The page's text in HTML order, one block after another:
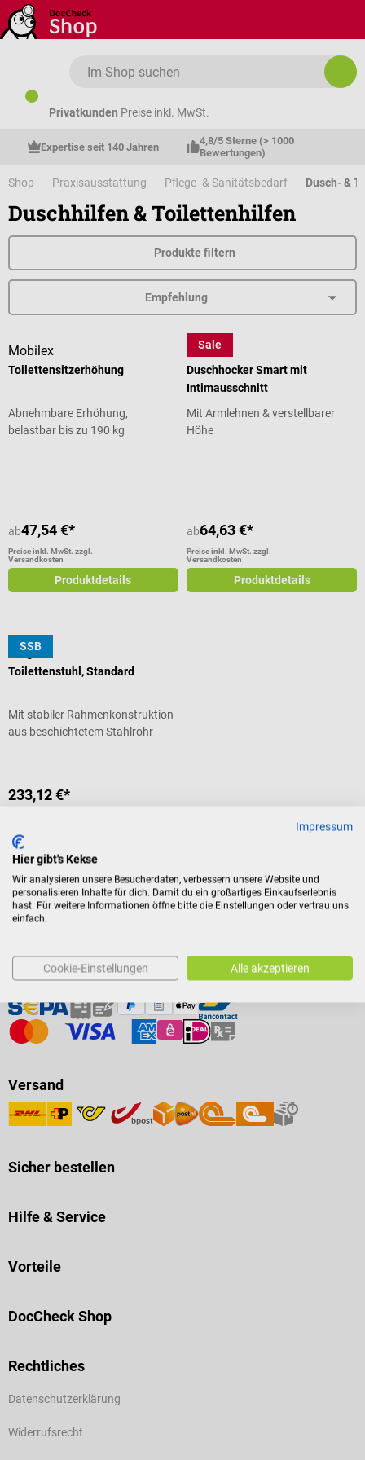
Zum Hauptinhalt springen
Privatkunden Preise inkl. MwSt.
Expertise seit 140 Jahren
4,8/5 Sterne (> 1000
Bewertungen)
Shop Praxisausstattung Pflege- & Sanitätsbedarf Dusch- &
Duschhilfen & Toilettenhilfen
Produkte filtern
Mobilex
Toilettensitzerhöhung
Abnehmbare Erhöhung,
belastbar bis zu 190 kg
ab47,54 €*
Preise inkl. MwSt. zzgl.
Versandkosten
Produktdetails
Sale
Careline
Duschhocker Smart mit
Intimausschnitt
Mit Armlehnen & verstellbarer
Höhe
ab64,63 €*
Preise inkl. MwSt. zzgl.
Versandkosten
Produktdetails
SSB
Megro
Toilettenstuhl, Standard
Mit stabiler Rahmenkonstruktion
aus beschichtetem Stahlrohr
233,12 €*
Zahlungsarten
Versand
Sicher bestellen
Hilfe & Service
Vorteile
DocCheck Shop
Rechtliches
Datenschutzerklärung
Widerrufsrecht
Impressum
Hier gibt's Kekse
Wir analysieren unsere Besucherdaten, verbessern unsere Website und
personalisieren Inhalte für dich. Damit du ein großartiges Einkaufserlebnis
hast. Für weitere Informationen öffne bitte die Einstellungen oder vertrau uns
einfach.
Cookie-Einstellungen Alle akzeptieren